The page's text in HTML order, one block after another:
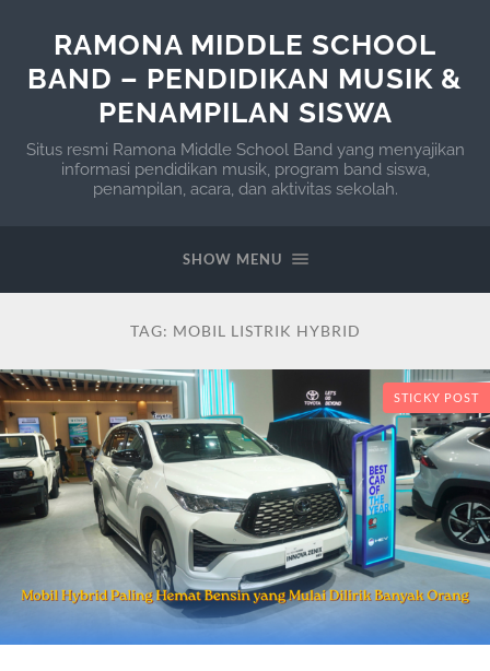
RAMONA MIDDLE SCHOOL
BAND – PENDIDIKAN MUSIK &
PENAMPILAN SISWA
Situs resmi Ramona Middle School Band yang menyajikan
informasi pendidikan musik, program band siswa,
penampilan, acara, dan aktivitas sekolah.
SHOW MENU
TAG: MOBIL LISTRIK HYBRID
STICKY POST